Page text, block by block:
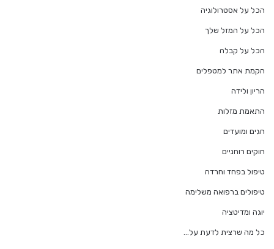
הכל על אסטרולוגיה
הכל על המזל שלך
הכל על קבלה
הקמת אתר למטפלים
הריון ולידה
התאמת מזלות
חגים ומועדים
חוקים רוחניים
טיפול בפחד וחרדה
טיפולים ברפואה משלימה
יוגה ומדיטציה
כל מה שרצית לדעת על…